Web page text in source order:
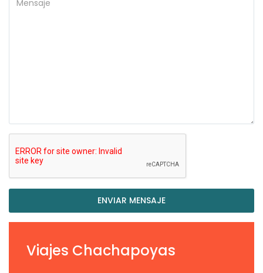
ENVIAR MENSAJE
Viajes Chachapoyas